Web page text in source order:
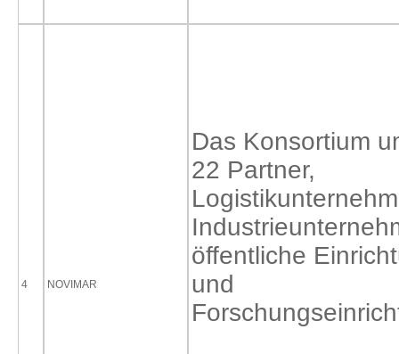
4 NOVIMAR
Das Konsortium
22 Partner,
öffentliche
und